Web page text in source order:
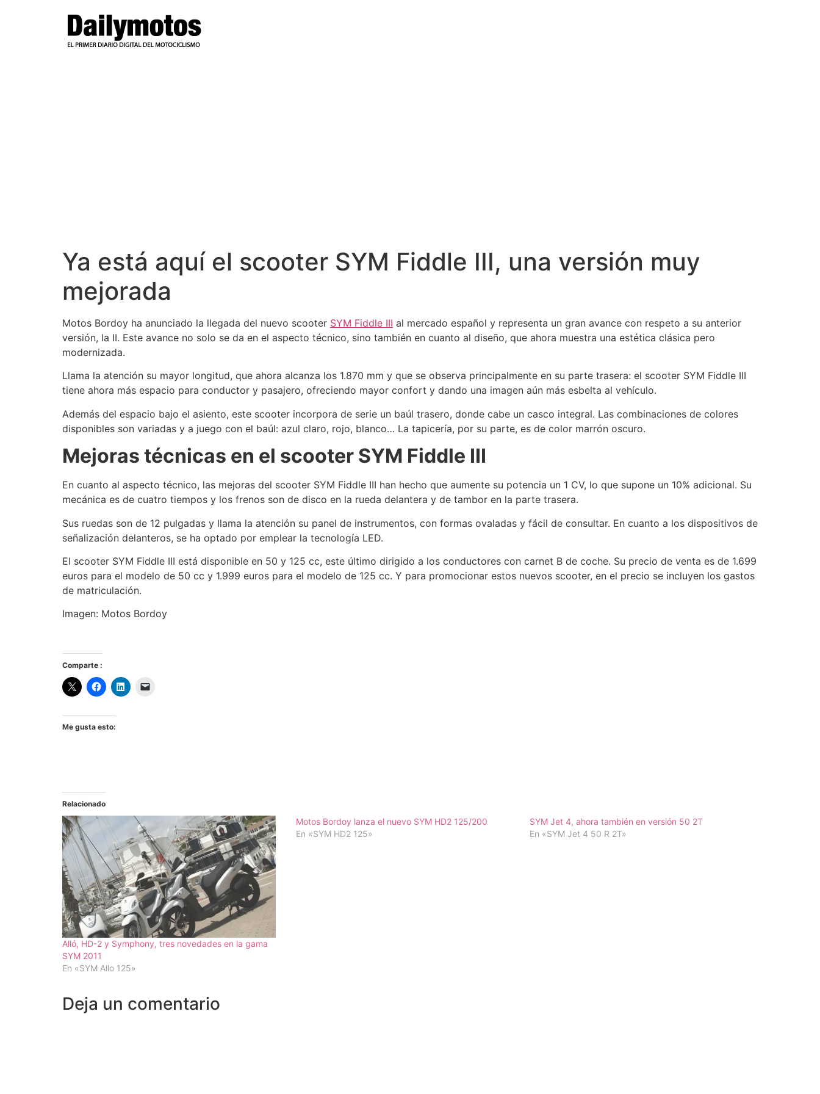
Ya está aquí el scooter SYM Fiddle III, una versión muy
mejorada
Motos Bordoy ha anunciado la llegada del nuevo scooter SYM Fiddle III al mercado español y representa un gran avance con respeto a su anterior
versión, la II. Este avance no solo se da en el aspecto técnico, sino también en cuanto al diseño, que ahora muestra una estética clásica pero
modernizada.
Llama la atención su mayor longitud, que ahora alcanza los 1.870 mm y que se observa principalmente en su parte trasera: el scooter SYM Fiddle III
tiene ahora más espacio para conductor y pasajero, ofreciendo mayor confort y dando una imagen aún más esbelta al vehículo.
Además del espacio bajo el asiento, este scooter incorpora de serie un baúl trasero, donde cabe un casco integral. Las combinaciones de colores
disponibles son variadas y a juego con el baúl: azul claro, rojo, blanco… La tapicería, por su parte, es de color marrón oscuro.
Mejoras técnicas en el scooter SYM Fiddle III
En cuanto al aspecto técnico, las mejoras del scooter SYM Fiddle III han hecho que aumente su potencia un 1 CV, lo que supone un 10% adicional. Su
mecánica es de cuatro tiempos y los frenos son de disco en la rueda delantera y de tambor en la parte trasera.
Sus ruedas son de 12 pulgadas y llama la atención su panel de instrumentos, con formas ovaladas y fácil de consultar. En cuanto a los dispositivos de
señalización delanteros, se ha optado por emplear la tecnología LED.
El scooter SYM Fiddle III está disponible en 50 y 125 cc, este último dirigido a los conductores con carnet B de coche. Su precio de venta es de 1.699
euros para el modelo de 50 cc y 1.999 euros para el modelo de 125 cc. Y para promocionar estos nuevos scooter, en el precio se incluyen los gastos
de matriculación.
Imagen: Motos Bordoy
Comparte :
Me gusta esto:
Relacionado
Alló, HD-2 y Symphony, tres novedades en la gama
SYM 2011
En «SYM Allo 125»
Motos Bordoy lanza el nuevo SYM HD2 125/200
En «SYM HD2 125»
SYM Jet 4, ahora también en versión 50 2T
En «SYM Jet 4 50 R 2T»
Deja un comentario